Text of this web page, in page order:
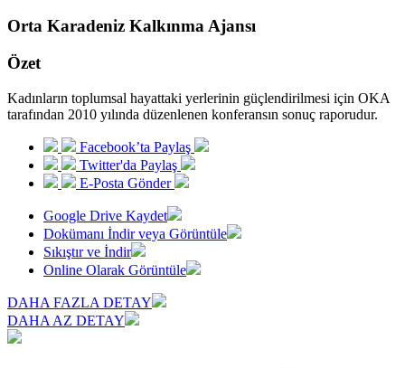
Orta Karadeniz Kalkınma Ajansı
Özet
Kadınların toplumsal hayattaki yerlerinin güçlendirilmesi için OKA
tarafından 2010 yılında düzenlenen konferansın sonuç raporudur.
Facebook’ta Paylaş
Twitter'da Paylaş
E-Posta Gönder
Google Drive Kaydet
Dokümanı İndir veya Görüntüle
Sıkıştır ve İndir
Online Olarak Görüntüle
DAHA FAZLA DETAY
DAHA AZ DETAY